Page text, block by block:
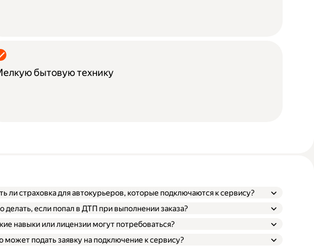
бытовую технику
ли страховка для автокурьеров, которые подключаются к сервису?
делать, если попал в ДТП при выполнении заказа?
навыки или лицензии могут потребоваться?
может подать заявку на подключение к сервису?